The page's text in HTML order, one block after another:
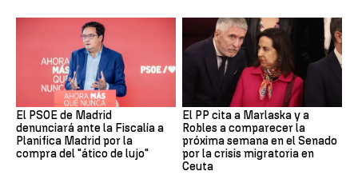
El PSOE de Madrid
denunciará ante la Fiscalía a
Planifica Madrid por la
compra del "ático de lujo"
El PP cita a Marlaska y a
Robles a comparecer la
próxima semana en el Senado
por la crisis migratoria en
Ceuta